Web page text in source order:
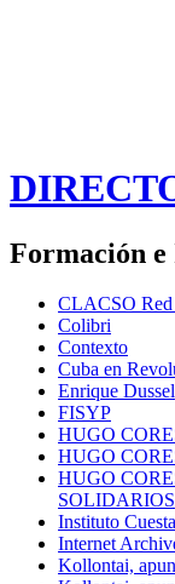
Formación e
CLACSO Red
Colibri
Contexto
Cuba en
Enrique Dussel
FISYP
HUGO
HUGO
HUGO
SOLIDARIOS
Instituto
Internet
Kollontai,